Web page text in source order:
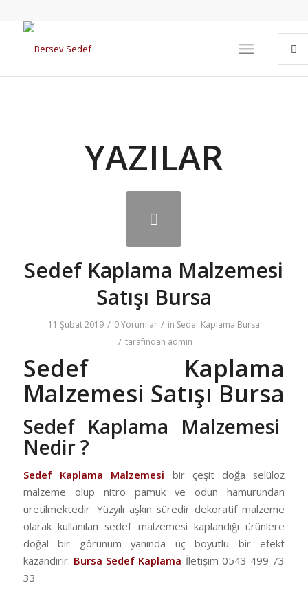
YAZILAR
Sedef Kaplama Malzemesi
Satışı Bursa
11 Şubat 2019 / 0 Yorumlar / in Sedef Kaplama Bursa
/ tarafından admin
Sedef Kaplama
Malzemesi Satışı Bursa
Sedef Kaplama Malzemesi
Nedir ?
Sedef Kaplama Malzemesi bir çeşit doğa selüloz
malzeme olup nitro pamuk ve odun hamurundan
üretilmektedir. Yüzyılı aşkın süredir dekoratif malzeme
olarak kullanılan sedef malzemesi kaplandığı ürünlere
doğal bir görünüm yanında üç boyutlu bir efekt
kazandırır. Bursa Sedef Kaplama İletişim 0543 499 73
33